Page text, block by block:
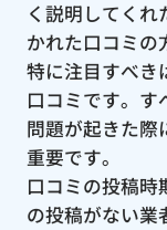
く説明してく
かれた口コミの
特に注目すべき
口コミです。す
問題が起きた際
重要です。
口コミの投稿時
の投稿がない業